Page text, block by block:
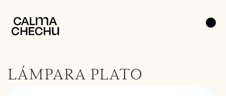
LÁMPARA PLATO